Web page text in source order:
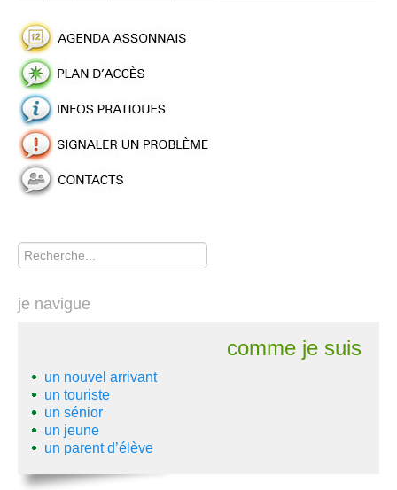
Rechercher
je navigue
comme je suis
un nouvel arrivant
un touriste
un sénior
un jeune
un parent d’élève